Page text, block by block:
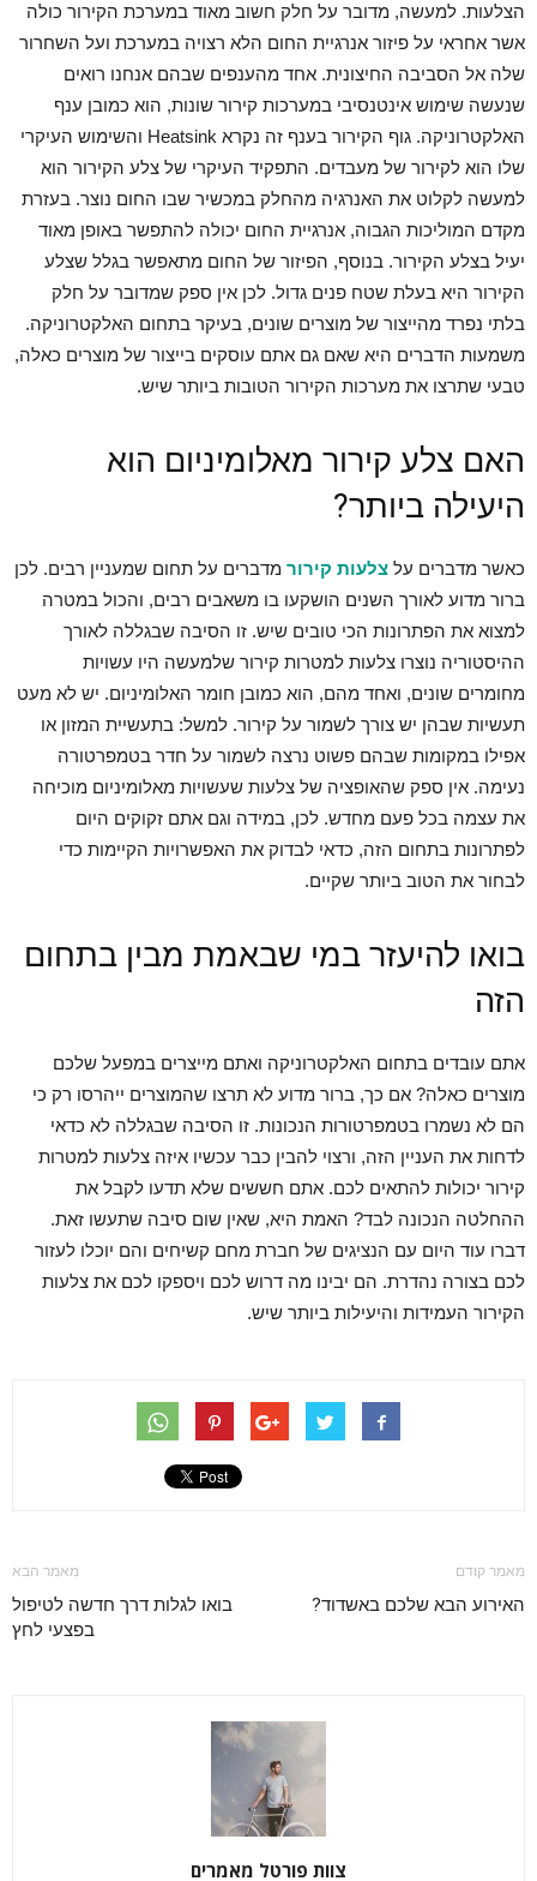
הצלעות. למעשה, מדובר על חלק חשוב מאוד במערכת הקירור כולה
אשר אחראי על פיזור אנרגיית החום הלא רצויה במערכת ועל השחרור
שלה אל הסביבה החיצונית. אחד מהענפים שבהם אנחנו רואים
שנעשה שימוש אינטנסיבי במערכות קירור שונות, הוא כמובן ענף
האלקטרוניקה. גוף הקירור בענף זה נקרא Heatsink והשימוש העיקרי
שלו הוא לקירור של מעבדים. התפקיד העיקרי של צלע הקירור הוא
למעשה לקלוט את האנרגיה מהחלק במכשיר שבו החום נוצר. בעזרת
מקדם המוליכות הגבוה, אנרגיית החום יכולה להתפשר באופן מאוד
יעיל בצלע הקירור. בנוסף, הפיזור של החום מתאפשר בגלל שצלע
הקירור היא בעלת שטח פנים גדול. לכן אין ספק שמדובר על חלק
בלתי נפרד מהייצור של מוצרים שונים, בעיקר בתחום האלקטרוניקה.
משמעות הדברים היא שאם גם אתם עוסקים בייצור של מוצרים כאלה,
טבעי שתרצו את מערכות הקירור הטובות ביותר שיש.
האם צלע קירור מאלומיניום הוא
היעילה ביותר?
כאשר מדברים על צלעות קירור מדברים על תחום שמעניין רבים. לכן
ברור מדוע לאורך השנים הושקעו בו משאבים רבים, והכול במטרה
למצוא את הפתרונות הכי טובים שיש. זו הסיבה שבגללה לאורך
ההיסטוריה נוצרו צלעות למטרות קירור שלמעשה היו עשויות
מחומרים שונים, ואחד מהם, הוא כמובן חומר האלומיניום. יש לא מעט
תעשיות שבהן יש צורך לשמור על קירור. למשל: בתעשיית המזון או
אפילו במקומות שבהם פשוט נרצה לשמור על חדר בטמפרטורה
נעימה. אין ספק שהאופציה של צלעות שעשויות מאלומיניום מוכיחה
את עצמה בכל פעם מחדש. לכן, במידה וגם אתם זקוקים היום
לפתרונות בתחום הזה, כדאי לבדוק את האפשרויות הקיימות כדי
לבחור את הטוב ביותר שקיים.
בואו להיעזר במי שבאמת מבין בתחום
הזה
אתם עובדים בתחום האלקטרוניקה ואתם מייצרים במפעל שלכם
מוצרים כאלה? אם כך, ברור מדוע לא תרצו שהמוצרים ייהרסו רק כי
הם לא נשמרו בטמפרטורות הנכונות. זו הסיבה שבגללה לא כדאי
לדחות את העניין הזה, ורצוי להבין כבר עכשיו איזה צלעות למטרות
קירור יכולות להתאים לכם. אתם חששים שלא תדעו לקבל את
ההחלטה הנכונה לבד? האמת היא, שאין שום סיבה שתעשו זאת.
דברו עוד היום עם הנציגים של חברת מחם קשיחים והם יוכלו לעזור
לכם בצורה נהדרת. הם יבינו מה דרוש לכם ויספקו לכם את צלעות
הקירור העמידות והיעילות ביותר שיש.
מאמר קודם
האירוע הבא שלכם באשדוד?
מאמר הבא
בואו לגלות דרך חדשה לטיפול
בפצעי לחץ
צוות פורטל מאמרים